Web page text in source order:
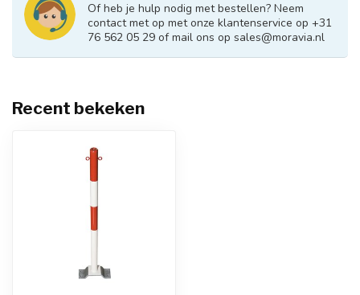
Of heb je hulp nodig met bestellen? Neem
contact met op met onze klantenservice op +31
76 562 05 29 of mail ons op sales@moravia.nl
Recent bekeken